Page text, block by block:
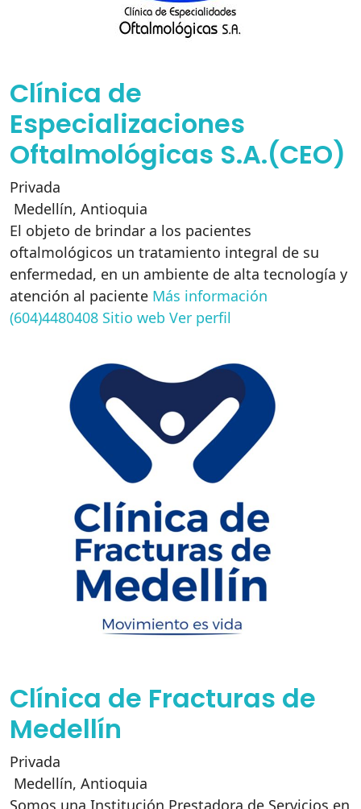
Clínica de
Especializaciones
Oftalmológicas S.A.(CEO)
Privada
Medellín, Antioquia
El objeto de brindar a los pacientes
oftalmológicos un tratamiento integral de su
enfermedad, en un ambiente de alta tecnología y
atención al paciente Más información
(604)4480408 Sitio web Ver perfil
Clínica de Fracturas de
Medellín
Privada
Medellín, Antioquia
Somos una Institución Prestadora de Servicios en